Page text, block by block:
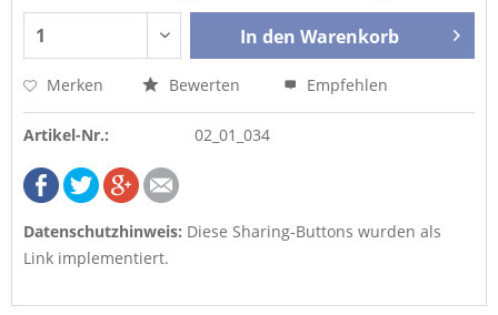
In den Warenkorb
Merken Bewerten Empfehlen
Artikel-Nr.: 02_01_034
Datenschutzhinweis: Diese Sharing-Buttons wurden als
Link implementiert.